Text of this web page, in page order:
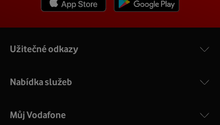
Užitečné odkazy
Nabídka služeb
Můj Vodafone